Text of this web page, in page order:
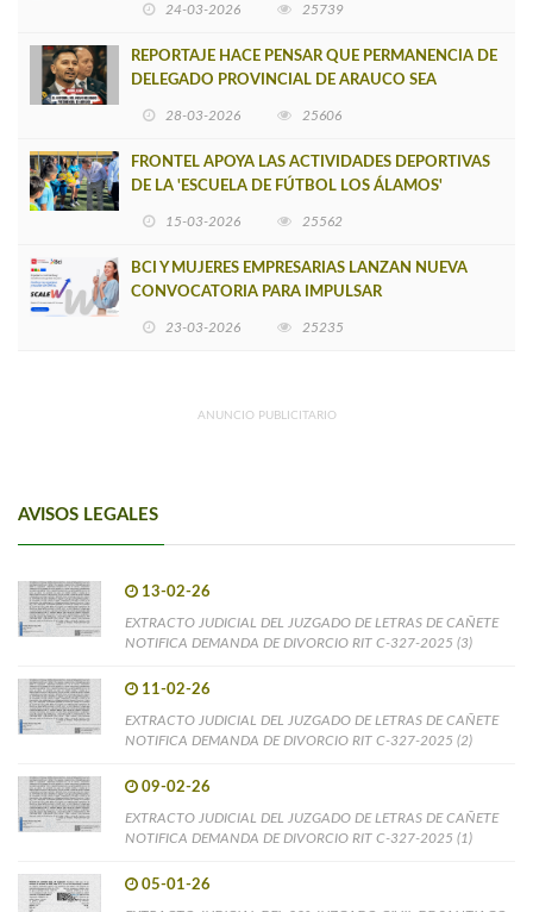
24-03-2026 25739
REPORTAJE HACE PENSAR QUE PERMANENCIA DE
DELEGADO PROVINCIAL DE ARAUCO SEA
28-03-2026 25606
FRONTEL APOYA LAS ACTIVIDADES DEPORTIVAS
DE LA 'ESCUELA DE FÚTBOL LOS ÁLAMOS'
15-03-2026 25562
BCI Y MUJERES EMPRESARIAS LANZAN NUEVA
CONVOCATORIA PARA IMPULSAR
23-03-2026 25235
ANUNCIO PUBLICITARIO
AVISOS LEGALES
13-02-26
EXTRACTO JUDICIAL DEL JUZGADO DE LETRAS DE CAÑETE
NOTIFICA DEMANDA DE DIVORCIO RIT C-327-2025 (3)
11-02-26
EXTRACTO JUDICIAL DEL JUZGADO DE LETRAS DE CAÑETE
NOTIFICA DEMANDA DE DIVORCIO RIT C-327-2025 (2)
09-02-26
EXTRACTO JUDICIAL DEL JUZGADO DE LETRAS DE CAÑETE
NOTIFICA DEMANDA DE DIVORCIO RIT C-327-2025 (1)
05-01-26